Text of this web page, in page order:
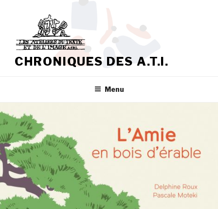
principal
CHRONIQUES DES A.T.I.
Menu